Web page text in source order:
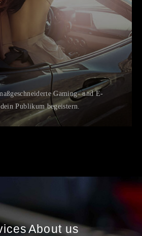
Gaming- und E-
Publikum begeistern.
About us